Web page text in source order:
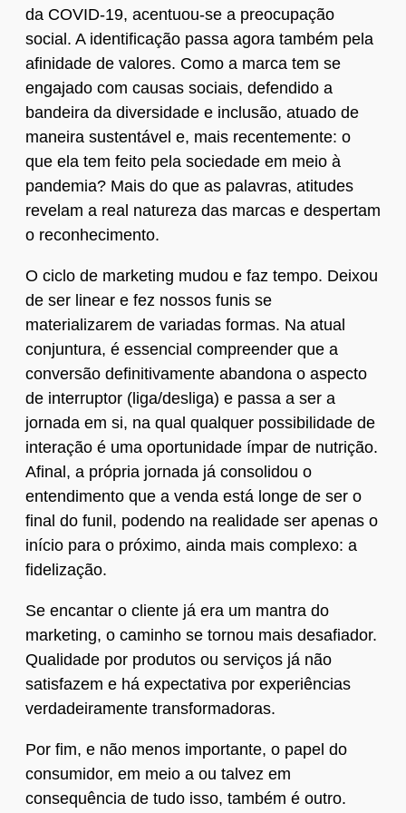
da COVID-19, acentuou-se a preocupação
social. A identificação passa agora também pela
afinidade de valores. Como a marca tem se
engajado com causas sociais, defendido a
bandeira da diversidade e inclusão, atuado de
maneira sustentável e, mais recentemente: o
que ela tem feito pela sociedade em meio à
pandemia? Mais do que as palavras, atitudes
revelam a real natureza das marcas e despertam
o reconhecimento.
O ciclo de marketing mudou e faz tempo. Deixou
de ser linear e fez nossos funis se
materializarem de variadas formas. Na atual
conjuntura, é essencial compreender que a
conversão definitivamente abandona o aspecto
de interruptor (liga/desliga) e passa a ser a
jornada em si, na qual qualquer possibilidade de
interação é uma oportunidade ímpar de nutrição.
Afinal, a própria jornada já consolidou o
entendimento que a venda está longe de ser o
final do funil, podendo na realidade ser apenas o
início para o próximo, ainda mais complexo: a
fidelização.
Se encantar o cliente já era um mantra do
marketing, o caminho se tornou mais desafiador.
Qualidade por produtos ou serviços já não
satisfazem e há expectativa por experiências
verdadeiramente transformadoras.
Por fim, e não menos importante, o papel do
consumidor, em meio a ou talvez em
consequência de tudo isso, também é outro.